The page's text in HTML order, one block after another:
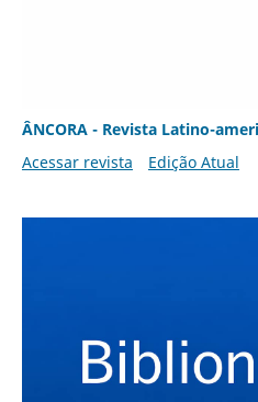
ÂNCORA - Revista Latino-
Acessar revista
Edição Atual